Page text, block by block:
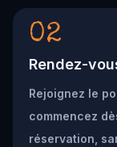
02
Rendez-
Rejoignez le
commencez
réservation,